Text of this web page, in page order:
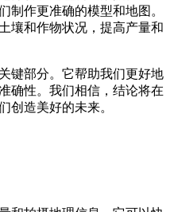
制作更准确的模型和地图。
壤和作物状况，提高产量和
键部分。它帮助我们更好地
确性。我们相信，结论将在
创造美好的未来。